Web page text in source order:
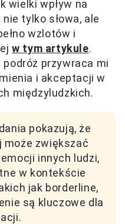
wielki wpływ na
tylko słowa, ale
wzlotów i
w tym artykule.
przywraca mi
i akceptacji w
międzyludzkich.
pokazują, że
zwiększać
innych ludzi,
w kontekście
jak borderline,
są kluczowe dla